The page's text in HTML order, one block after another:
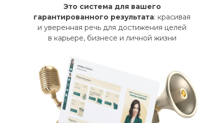
Это система для вашего
гарантированного результата: красивая
и уверенная речь для достижения целей
в карьере, бизнесе и личной жизни